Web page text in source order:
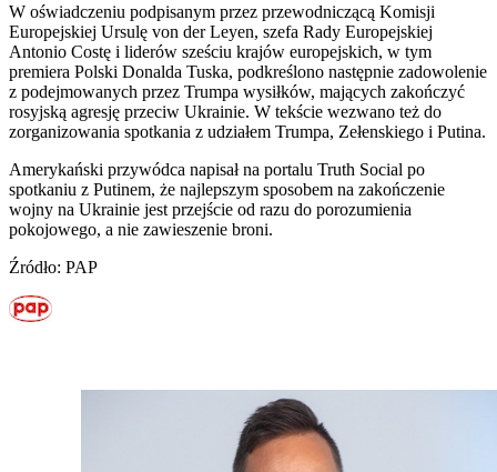
W oświadczeniu podpisanym przez przewodniczącą Komisji
Europejskiej Ursulę von der Leyen, szefa Rady Europejskiej
Antonio Costę i liderów sześciu krajów europejskich, w tym
premiera Polski Donalda Tuska, podkreślono następnie zadowolenie
z podejmowanych przez Trumpa wysiłków, mających zakończyć
rosyjską agresję przeciw Ukrainie. W tekście wezwano też do
zorganizowania spotkania z udziałem Trumpa, Zełenskiego i Putina.
Amerykański przywódca napisał na portalu Truth Social po
spotkaniu z Putinem, że najlepszym sposobem na zakończenie
wojny na Ukrainie jest przejście od razu do porozumienia
pokojowego, a nie zawieszenie broni.
Źródło: PAP